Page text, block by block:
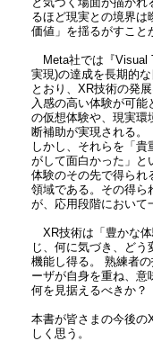
と気づく場面が描かれ
るほど現実との境界は
価値」を揺るがすこと
Meta社では『Visual
実現)の達成を長期的
とおり、XR技術の発
入感の高い体験が可
の仮想体験や、現実環
断補助が実現される。
しかし、それらを「貴
がして面白かった」と
体験のその先で得られ
領域である。その得ら
が、応用段階において
XR技術は「豊かな体
じ、何に気づき、ど
機能し得る。 熟練者
ーザが自身を重ね、意
何を見据えるべきか？
本書が皆さまの今後の
しく思う。